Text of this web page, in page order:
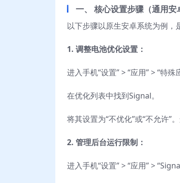
一、 核心设置步骤（通用安
以下步骤以原生安卓系统为例，
1. 调整电池优化设置：
进入手机“设置” > “应用” > “特殊
在优化列表中找到Signal。
将其设置为“不优化”或“不允许”
2. 管理后台运行限制：
进入手机“设置” > “应用” >